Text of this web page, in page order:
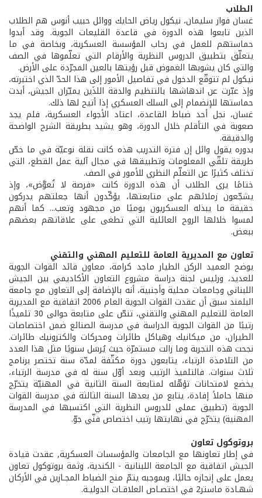
الطلاب
غسان فواز سليمان، نيكول رياض الحايك ووائل حبيب أنوس هم الطلاب
الذين تابعوا هذه الدورة في قاعدة القليعات الجوية. وقد أبدوا
حماستهم للعمل في رحاب المؤسسة العسكرية، وبخاصة في ما
يتعلّق بتطبيق الدروس النظرية والأرقام التي تعلّموها في الصف
والتي كان يشوبها الغموض قبل رؤيتها بالعين المجرّدة على الأرض.
نيكول لم تتوقّع الدخول في تفاصيل الأمور إلى هذا الحدّ الذي اختبرته،
وإذ عبّرت عن اندهاشها بالتنظيم والدقة اللذَين يميّزان الجيش، أبدت
حماستها للإنضمام إلى السلك العسكري إذا أتيح لها ذلك.
غسان، نجل أحد ضباط القاعدة، اعتاد الأجواء العسكرية، فلم يجد
صعوبة في التأقلم خلال الدورة، وهو يشيد بطريقة الشرح الواضحة
والدقيقة.
بدوره يقول وائل إن فترة التدريب هذه كانت نقلة نوعيّة في ما خصّ
طريقة تلقّي المعلومات وتطبيقها في مجال آلية عمل القطع، التي
تختلف كثيرًا عن التعلّم النظري للأمور في الصف.
ختامًا يرى الطلاب أن هذه الدورة كانت «فرصة لا تُعوَّض»، وإذ
يشجّعون زملائهم على متابعتها، يؤكّدون أنها جعلتهم يدركون
حقيقة ما يبذله العسكريون يوميًا من مجهود وتعب... كما أنهم
لمسوا خلالها الروح العائلية التي تطغى على علاقاتهم بعضهم
ببعض.
تعاون مع المديرية العامة للتعليم المهني والتقني
يوضح العميد الركن الطيار ماجد كرامة، معاون قائد القوات الجوية
للعديد، ورئيس لجنة دراسة مشروع التعاون الأكاديمي بين الجيش
اللبناني وجامعات محلية وأجنبية، أنه بالإضافة إلى التعاون مع جامعة
البلمند سبق أن عقدت القوات الجوية العام 2006 اتفاقية مع المديرية
العامة للتعليم المهني والتقني، تنصّ على متابعة حوالى 30 تلميذًا
رتيبًا من القوات الجوية الدراسة في مدرسة الصنائع ضمن اختصاصات
الطيران، من ميكانيك وهياكل طائرات ومحركات والكترونيك طائرات.
نجحت هذه التجربة وما زالت مستمرّة حيث يُرسَل سنويًا مثل هذا العدد
من التلامذة الرتباء، يتابعون دورة مكثّفة لمدّة سنة تختصر برنامج
ثلاث سنوات. فالتلميذ الرتيب وبعد أوّل سنة له في مدرسة الرتباء،
يخضع لامتحانات تؤهّله لمتابعة السنة الثانية في المهنيّة يتخرّج
منها حاملاً إفادة، يتابع من بعدها السنة الثالثة في مدرسة القوات
الجوية (تطبيق عملي للدروس النظرية التي اكتسبها في المدرسة
المهنية) يتخرّج في نهايتها رتيب اختصاص فنّي جوّ.
بروتوكول تعاون
في إطار تعاونها مع الجامعات والمؤسسات العسكرية, عقدت قيادة
الجيش اتفاقية مع الجامعة اللبنانية - الكندية، وثمة بروتوكول تعاون
يعمل على إنجازه حاليًا، وبموجبه يتمّ منح الضباط المجـازين في الأركان
شهـادة ماستر2 في اختصـاص العلاقـات الدوليـة.